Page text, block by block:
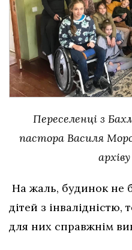
Переселенці з
пастора Василя
На жаль, будинок не
дітей з
для них справжнім